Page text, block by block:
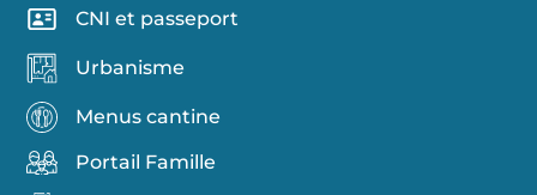
CNI et passeport
Urbanisme
Menus cantine
Portail Famille